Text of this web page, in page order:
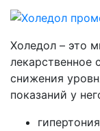
Холедол – это
лекарственное
снижения
показаний у